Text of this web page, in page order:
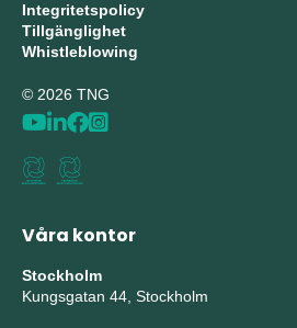
Integritetspolicy
Tillgänglighet
Whistleblowing
© 2026 TNG
Våra kontor
Stockholm
Kungsgatan 44, Stockholm